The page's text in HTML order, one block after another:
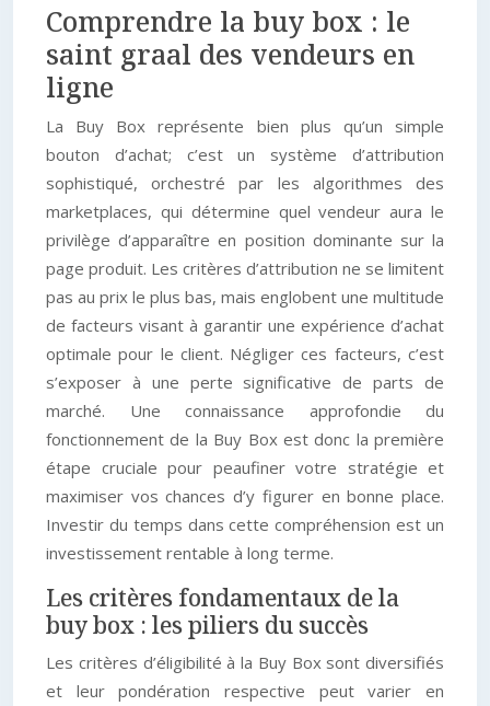
Comprendre la buy box : le
saint graal des vendeurs en
ligne
La Buy Box représente bien plus qu’un simple
bouton d’achat; c’est un système d’attribution
sophistiqué, orchestré par les algorithmes des
marketplaces, qui détermine quel vendeur aura le
privilège d’apparaître en position dominante sur la
page produit. Les critères d’attribution ne se limitent
pas au prix le plus bas, mais englobent une multitude
de facteurs visant à garantir une expérience d’achat
optimale pour le client. Négliger ces facteurs, c’est
s’exposer à une perte significative de parts de
marché. Une connaissance approfondie du
fonctionnement de la Buy Box est donc la première
étape cruciale pour peaufiner votre stratégie et
maximiser vos chances d’y figurer en bonne place.
Investir du temps dans cette compréhension est un
investissement rentable à long terme.
Les critères fondamentaux de la
buy box : les piliers du succès
Les critères d’éligibilité à la Buy Box sont diversifiés
et leur pondération respective peut varier en